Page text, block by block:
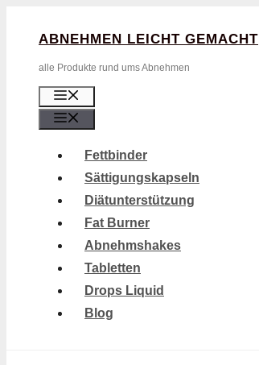
Springen
ABNEHMEN LEICHT GEMACHT
alle Produkte rund ums Abnehmen
Fettbinder
Sättigungskapseln
Diätunterstützung
Fat Burner
Abnehmshakes
Tabletten
Drops Liquid
Blog